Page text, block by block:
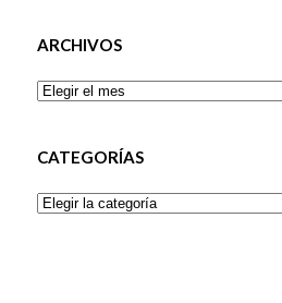
ARCHIVOS
Archivos
CATEGORÍAS
Categorías